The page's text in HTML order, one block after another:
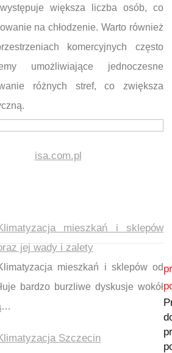
większa liczba osób, co
na chłodzenie. Warto również
komercyjnych często
umożliwiające jednoczesne
różnych stref, co zwiększa
isa.com.pl
mieszkań i sklepów
jej wady i zalety
mieszkań i sklepów od
bardzo burzliwe dyskusje wokół
Szczecin